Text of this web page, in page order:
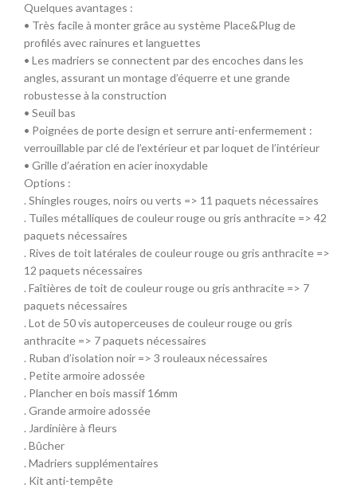
Quelques avantages :
• Très facile à monter grâce au système Place&Plug de
profilés avec rainures et languettes
• Les madriers se connectent par des encoches dans les
angles, assurant un montage d’équerre et une grande
robustesse à la construction
• Seuil bas
• Poignées de porte design et serrure anti-enfermement :
verrouillable par clé de l’extérieur et par loquet de l’intérieur
• Grille d’aération en acier inoxydable
Options :
. Shingles rouges, noirs ou verts => 11 paquets nécessaires
. Tuiles métalliques de couleur rouge ou gris anthracite => 42
paquets nécessaires
. Rives de toit latérales de couleur rouge ou gris anthracite =>
12 paquets nécessaires
. Faîtières de toit de couleur rouge ou gris anthracite => 7
paquets nécessaires
. Lot de 50 vis autoperceuses de couleur rouge ou gris
anthracite => 7 paquets nécessaires
. Ruban d’isolation noir => 3 rouleaux nécessaires
. Petite armoire adossée
. Plancher en bois massif 16mm
. Grande armoire adossée
. Jardinière à fleurs
. Bûcher
. Madriers supplémentaires
. Kit anti-tempête